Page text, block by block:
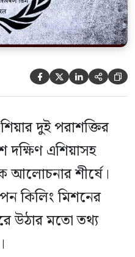
    
দুই পরাশক্তির
দক্ষিণ এশিয়াসহ
আলোচনার শীর্ষে।
কিলিং মিশনের
উঠার মতো তথ্য